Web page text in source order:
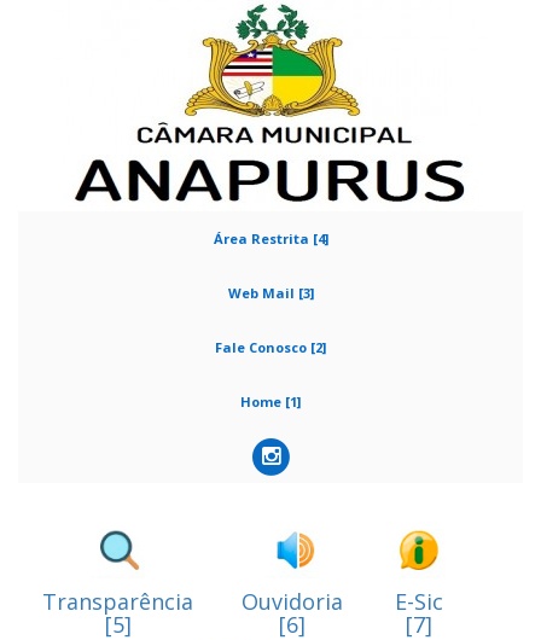
Área Restrita [4]
Web Mail [3]
Fale Conosco [2]
Home [1]
Transparência
[5]
Ouvidoria
[6]
E-Sic
[7]